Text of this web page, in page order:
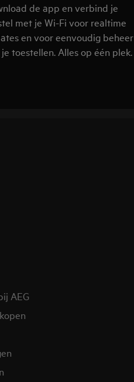
de app en verbind je
met je Wi-Fi voor realtime
en voor eenvoudig beheer
toestellen. Alles op één plek.
AEG